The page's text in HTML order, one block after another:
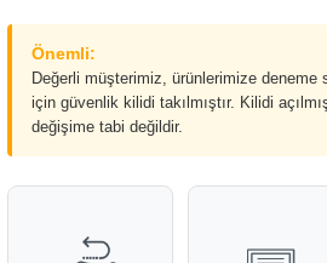
Önemli:
Değerli müşterimiz, ürünlerimize deneme
için güvenlik kilidi takılmıştır. Kilidi
değişime tabi değildir.